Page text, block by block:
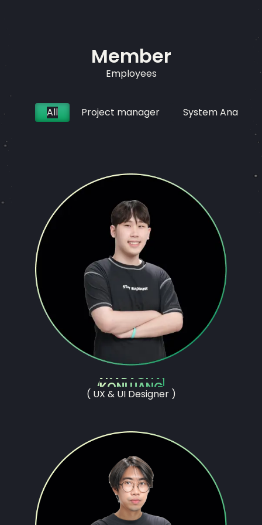
Member
Employees
All Project manager System Analyst
AKARACHAI
KONLUANG
( UX & UI Designer )